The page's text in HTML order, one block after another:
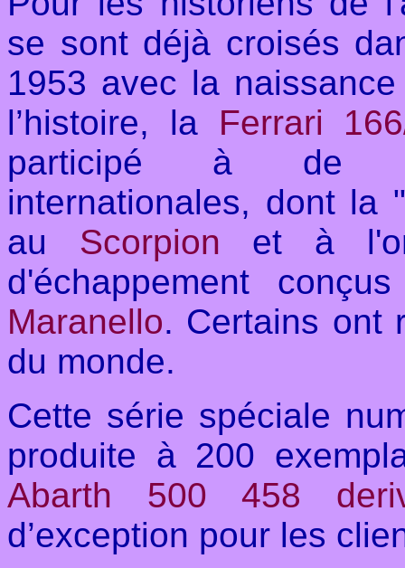
se sont déjà croisés
1953 avec la
l’histoire, la Ferrari
participé à de
internationales, dont la
au Scorpion et à
d'échappement
Maranello. Certains ont
du monde.
Cette série spéciale
produite à 200
Abarth 500 458
d’exception pour les